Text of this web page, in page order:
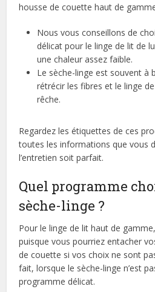
housse de couette haut de
Nous vous conseillons de
délicat pour le linge de lit de
une chaleur assez faible.
Le sèche-linge est souvent à
rétrécir les fibres et le linge
rêche.
Regardez les étiquettes de ces
toutes les informations que vous
l’entretien soit parfait.
Quel programme
sèche-linge ?
Pour le linge de lit haut de
puisque vous pourriez entacher
de couette si vos choix ne sont
fait, lorsque le sèche-linge n’est
programme délicat.